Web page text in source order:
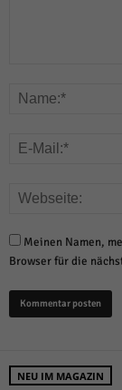
Meinen Namen,
Browser für die
NEU IM MAGAZIN